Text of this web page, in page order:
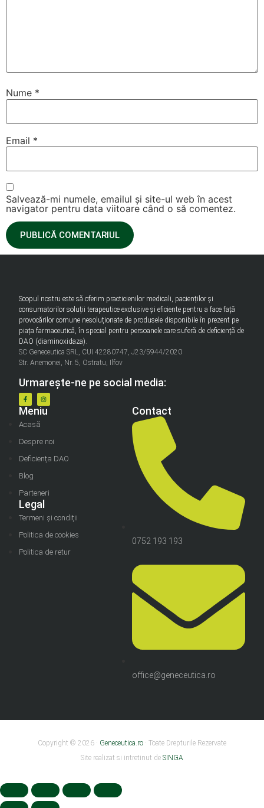
Nume *
Email *
Salvează-mi numele, emailul și site-ul web în acest
navigator pentru data viitoare când o să comentez.
Scopul nostru este să oferim practicienilor medicali, pacienților și
consumatorilor soluții terapeutice exclusive și eficiente pentru a face față
provocărilor comune nesoluționate de produsele disponibile în prezent pe
piața farmaceutică, în special pentru persoanele care suferă de deficiență de
DAO (diaminoxidaza).
SC Geneceutica SRL, CUI 42280747, J23/5944/2020
Str. Anemonei, Nr. 5, Ostratu, Ilfov
Urmarește-ne pe social media:
Meniu
Acasă
Despre noi
Deficiența DAO
Blog
Parteneri
Legal
Termeni și condiții
Politica de cookies
Politica de retur
Contact
0752 193 193
office@geneceutica.ro
Copyright © 2026 · Geneceutica.ro · Toate Drepturile Rezervate
Site realizat si intretinut de SINGA